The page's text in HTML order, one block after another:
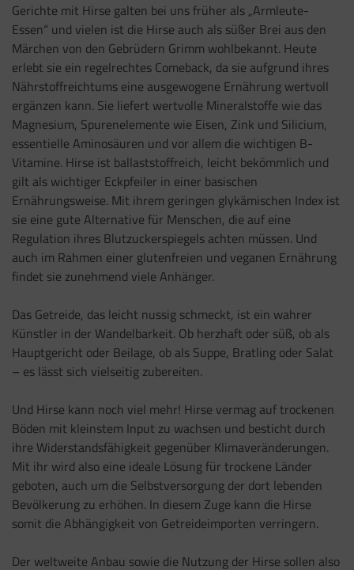
Gerichte mit Hirse galten bei uns früher als „Armleute-
Essen“ und vielen ist die Hirse auch als süßer Brei aus den
Märchen von den Gebrüdern Grimm wohlbekannt. Heute
erlebt sie ein regelrechtes Comeback, da sie aufgrund ihres
Nährstoffreichtums eine ausgewogene Ernährung wertvoll
ergänzen kann. Sie liefert wertvolle Mineralstoffe wie das
Magnesium, Spurenelemente wie Eisen, Zink und Silicium,
essentielle Aminosäuren und vor allem die wichtigen B-
Vitamine. Hirse ist ballaststoffreich, leicht bekömmlich und
gilt als wichtiger Eckpfeiler in einer basischen
Ernährungsweise. Mit ihrem geringen glykämischen Index ist
sie eine gute Alternative für Menschen, die auf eine
Regulation ihres Blutzuckerspiegels achten müssen. Und
auch im Rahmen einer glutenfreien und veganen Ernährung
findet sie zunehmend viele Anhänger.
Das Getreide, das leicht nussig schmeckt, ist ein wahrer
Künstler in der Wandelbarkeit. Ob herzhaft oder süß, ob als
Hauptgericht oder Beilage, ob als Suppe, Bratling oder Salat
– es lässt sich vielseitig zubereiten.
Und Hirse kann noch viel mehr! Hirse vermag auf trockenen
Böden mit kleinstem Input zu wachsen und besticht durch
ihre Widerstandsfähigkeit gegenüber Klimaveränderungen.
Mit ihr wird also eine ideale Lösung für trockene Länder
geboten, auch um die Selbstversorgung der dort lebenden
Bevölkerung zu erhöhen. In diesem Zuge kann die Hirse
somit die Abhängigkeit von Getreideimporten verringern.
Der weltweite Anbau sowie die Nutzung der Hirse sollen also